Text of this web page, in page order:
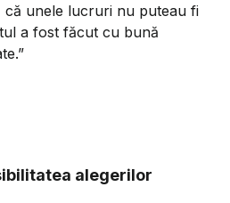
unele lucruri nu puteau fi
a fost făcut cu bună
alegerilor